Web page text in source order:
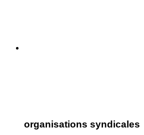
organisations syndicales